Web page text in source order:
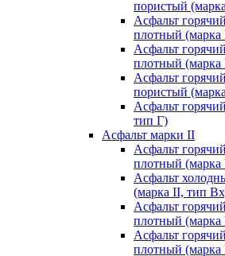
пористый
Асфальт
плотный
Асфальт
плотный (марка
Асфальт
пористый
Асфальт
тип Г)
Асфальт марки II
Асфальт
плотный
Асфальт
(марка II, тип
Асфальт
плотный
Асфальт
плотный (марка